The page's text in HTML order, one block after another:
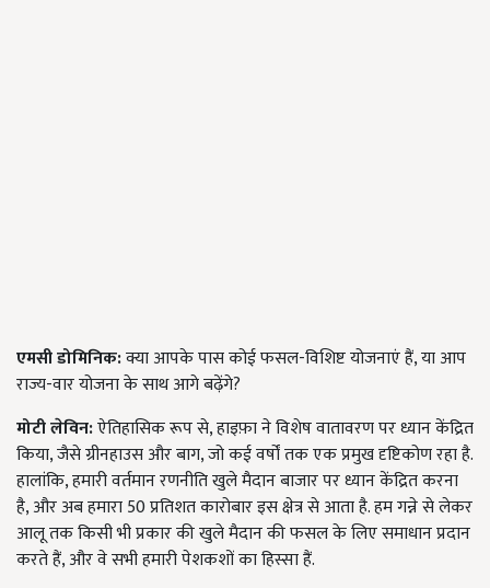
एमसी डोमिनिक:क्या आपके पास कोई फसल-विशिष्ट योजनाएं हैं, या आप
राज्य-वार योजना के साथ आगे बढ़ेंगे?
मोटी लेविन:ऐतिहासिक रूप से, हाइफ़ा ने विशेष वातावरण पर ध्यान केंद्रित
किया, जैसे ग्रीनहाउस और बाग, जो कई वर्षों तक एक प्रमुख दृष्टिकोण रहा है.
हालांकि, हमारी वर्तमान रणनीति खुले मैदान बाजार पर ध्यान केंद्रित करना
है, और अब हमारा 50 प्रतिशत कारोबार इस क्षेत्र से आता है. हम गन्ने से लेकर
आलू तक किसी भी प्रकार की खुले मैदान की फसल के लिए समाधान प्रदान
करते हैं, और वे सभी हमारी पेशकशों का हिस्सा हैं.